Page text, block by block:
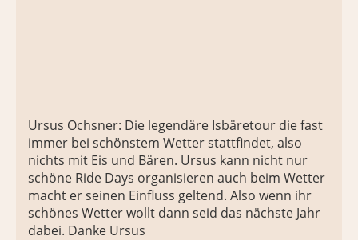
Ursus Ochsner: Die legendäre Isbäretour die fast
immer bei schönstem Wetter stattfindet, also
nichts mit Eis und Bären. Ursus kann nicht nur
schöne Ride Days organisieren auch beim Wetter
macht er seinen Einfluss geltend. Also wenn ihr
schönes Wetter wollt dann seid das nächste Jahr
dabei. Danke Ursus